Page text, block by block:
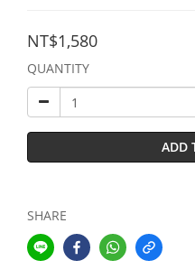
NT$1,580
QUANTITY
ADD
SHARE